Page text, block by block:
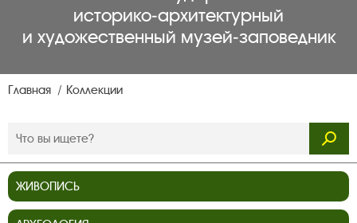
историко‑архитектурный
и художественный музей‑заповедник
Главная Коллекции
ЖИВОПИСЬ